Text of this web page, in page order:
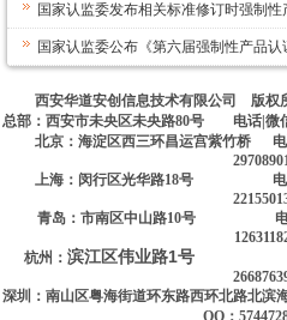
国家认监委公布《第六届强制性产品认
西安华道安创信息技术有限公司 版
总部：西安市未央区未央路80号 电话|微
北京：海淀区西三环昌运宫紫竹桥
上海：闵行区光华路18号 电话|
青岛：市南区中山路10号 电话|
杭州： 滨江区伟业路1号
深圳：南山区粤海街道环东路西环北路北滨
QQ：